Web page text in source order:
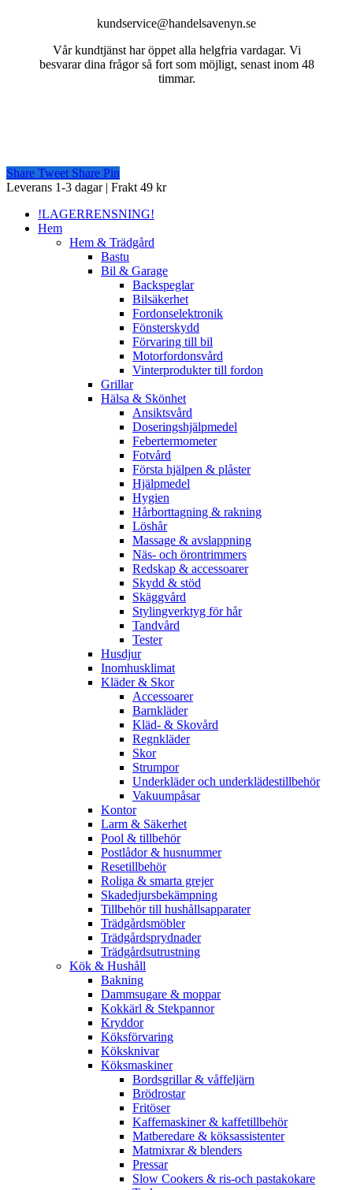
kundservice@handelsavenyn.se
Vår kundtjänst har öppet alla helgfria vardagar. Vi
besvarar dina frågor så fort som möjligt, senast inom 48
timmar.
Share Tweet Share Pin
Close
Leverans 1-3 dagar | Frakt 49 kr
!LAGERRENSNING!
Hem
Hem & Trädgård
Bastu
Bil & Garage
Backspeglar
Bilsäkerhet
Fordonselektronik
Fönsterskydd
Förvaring till bil
Motorfordonsvård
Vinterprodukter till fordon
Grillar
Hälsa & Skönhet
Ansiktsvård
Doseringshjälpmedel
Febertermometer
Fotvård
Första hjälpen & plåster
Hjälpmedel
Hygien
Hårborttagning & rakning
Löshår
Massage & avslappning
Näs- och örontrimmers
Redskap & accessoarer
Skydd & stöd
Skäggvård
Stylingverktyg för hår
Tandvård
Tester
Husdjur
Inomhusklimat
Kläder & Skor
Accessoarer
Barnkläder
Kläd- & Skovård
Regnkläder
Skor
Strumpor
Underkläder och underklädestillbehör
Vakuumpåsar
Kontor
Larm & Säkerhet
Pool & tillbehör
Postlådor & husnummer
Resetillbehör
Roliga & smarta grejer
Skadedjursbekämpning
Tillbehör till hushållsapparater
Trädgårdsmöbler
Trädgårdsprydnader
Trädgårdsutrustning
Kök & Hushåll
Bakning
Dammsugare & moppar
Kokkärl & Stekpannor
Kryddor
Köksförvaring
Köksknivar
Köksmaskiner
Bordsgrillar & våffeljärn
Brödrostar
Fritöser
Kaffemaskiner & kaffetillbehör
Matberedare & köksassistenter
Matmixrar & blenders
Pressar
Slow Cookers & ris-och pastakokare